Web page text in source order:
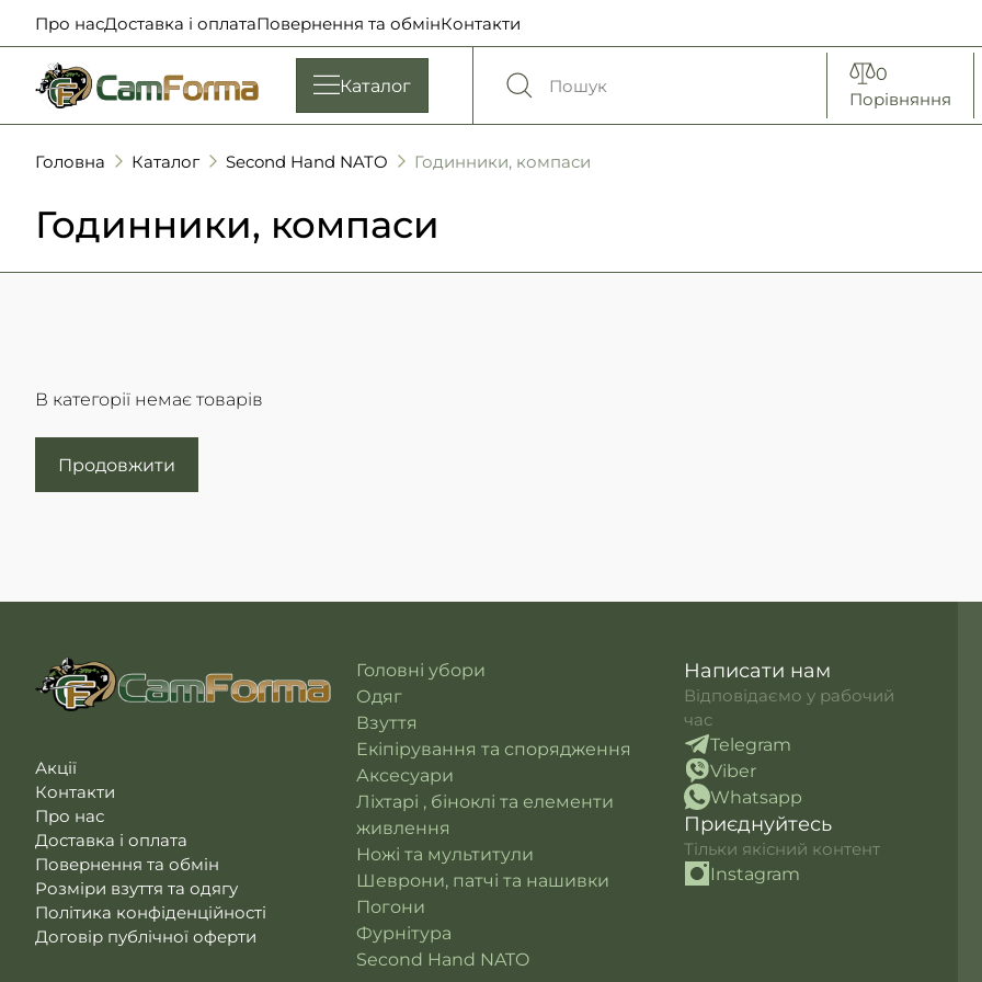
Про насДоставка і оплатаПовернення та обмінКонтакти
Каталог
0
Порівняння
Головна Каталог Second Hand NATO Годинники, компаси
Годинники, компаси
В категорії немає товарів
Продовжити
Акції
Контакти
Про нас
Доставка і оплата
Повернення та обмін
Розміри взуття та одягу
Політика конфіденційності
Договір публічної оферти
Головні убори
Одяг
Взуття
Екіпірування та спорядження
Аксесуари
Ліхтарі , біноклі та елементи
живлення
Ножі та мультитули
Шеврони, патчі та нашивки
Погони
Фурнітура
Second Hand NATO
Написати нам
Відповідаємо у рабочий
час
Telegram
Viber
Whatsapp
Приєднуйтесь
Тільки якісний контент
Instagram